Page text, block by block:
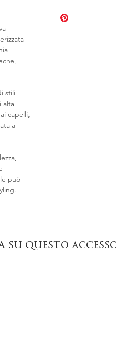
stili
alta
capelli,
a
può
leggermente
Se hai bisogno di
tempi di
su questo